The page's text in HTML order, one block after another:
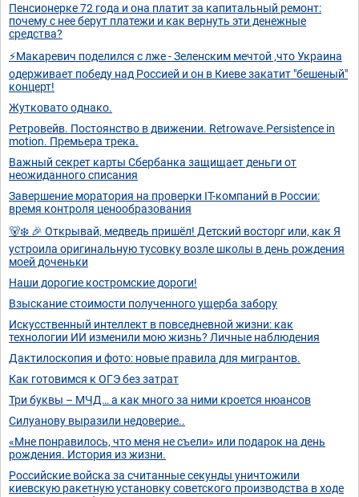
Пенсионерке 72 года и она платит за капитальный ремонт:
почему с нее берут платежи и как вернуть эти денежные
средства?
⚡Макаревич поделился с лже - Зеленским мечтой ,что Украина
одерживает победу над Россией и он в Киеве закатит "бешеный"
концерт!
Жутковато однако.
Ретровейв. Постоянство в движении. Retrowave.Persistence in
motion. Премьера трека.
Важный секрет карты Сбербанка защищает деньги от
неожиданного списания
Завершение моратория на проверки IT-компаний в России:
время контроля ценообразования
🐻‍❄️ 🎉 Открывай, медведь пришёл! Детский восторг или, как Я
устроила оригинальную тусовку возле школы в день рождения
моей доченьки
Наши дорогие костромские дороги!
Взыскание стоимости полученного ущерба забору
Искусственный интеллект в повседневной жизни: как
технологии ИИ изменили мою жизнь? Личные наблюдения
Дактилоскопия и фото: новые правила для мигрантов.
Как готовимся к ОГЭ без затрат
Три буквы – МЧД… а как много за ними кроется нюансов
Силуанову выразили недоверие..
«Мне понравилось, что меня не съели» или подарок на день
рождения. История из жизни.
Российские войска за считанные секунды уничтожили
киевскую ракетную установку советского производства в ходе